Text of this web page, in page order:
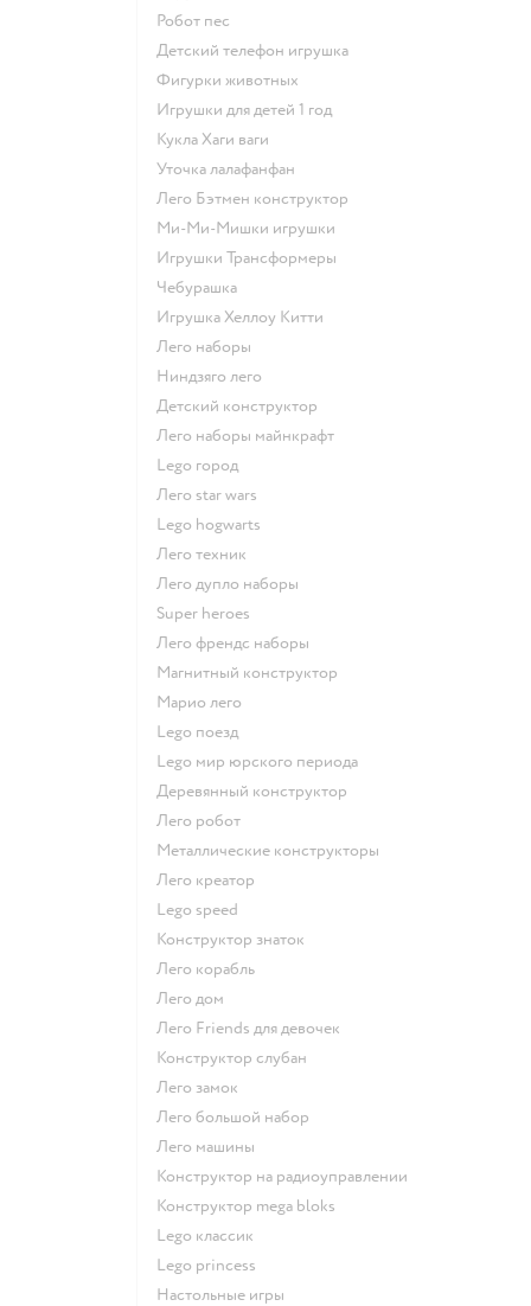
Робот пес
Детский телефон игрушка
Фигурки животных
Игрушки для детей 1 год
Кукла Хаги ваги
Уточка лалафанфан
Лего Бэтмен конструктор
Ми-Ми-Мишки игрушки
Игрушки Трансформеры
Чебурашка
Игрушка Хеллоу Китти
Лего наборы
Ниндзяго лего
Детский конструктор
Лего наборы майнкрафт
Lego город
Лего star wars
Lego hogwarts
Лего техник
Лего дупло наборы
Super heroes
Лего френдс наборы
Магнитный конструктор
Марио лего
Lego поезд
Lego мир юрского периода
Деревянный конструктор
Лего робот
Металлические конструкторы
Лего креатор
Lego speed
Конструктор знаток
Лего корабль
Лего дом
Лего Friends для девочек
Конструктор слубан
Лего замок
Лего большой набор
Лего машины
Конструктор на радиоуправлении
Конструктор mega bloks
Lego классик
Lego princess
Настольные игры